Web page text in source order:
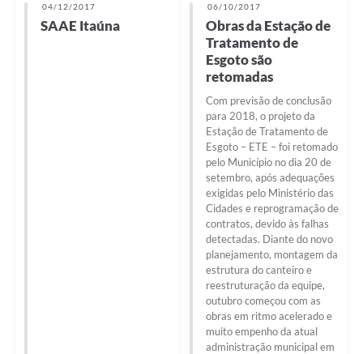
04/12/2017
SAAE Itaúna
06/10/2017
Obras da Estação de
Tratamento de
Esgoto são
retomadas
Com previsão de conclusão
para 2018, o projeto da
Estação de Tratamento de
Esgoto – ETE – foi retomado
pelo Município no dia 20 de
setembro, após adequações
exigidas pelo Ministério das
Cidades e reprogramação de
contratos, devido às falhas
detectadas. Diante do novo
planejamento, montagem da
estrutura do canteiro e
reestruturação da equipe,
outubro começou com as
obras em ritmo acelerado e
muito empenho da atual
administração municipal em